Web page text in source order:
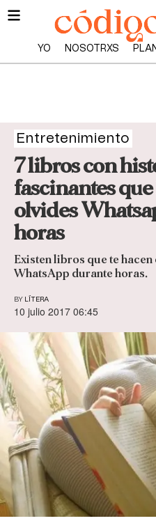
YO NOSOTRXS
Entretenimiento
7 libros con
fascinantes
olvides
horas
Existen libros que te
WhatsApp durante horas.
BY LÍTERA
10 julio 2017 06:45